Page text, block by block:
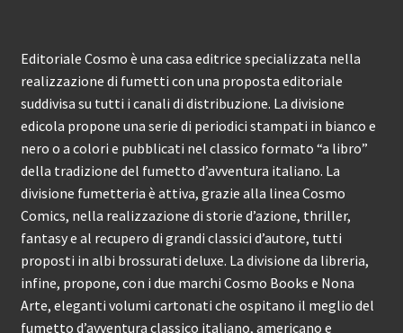
Editoriale Cosmo è una casa editrice specializzata nella
realizzazione di fumetti con una proposta editoriale
suddivisa su tutti i canali di distribuzione. La divisione
edicola propone una serie di periodici stampati in bianco e
nero o a colori e pubblicati nel classico formato “a libro”
della tradizione del fumetto d’avventura italiano. La
divisione fumetteria è attiva, grazie alla linea Cosmo
Comics, nella realizzazione di storie d’azione, thriller,
fantasy e al recupero di grandi classici d’autore, tutti
proposti in albi brossurati deluxe. La divisione da libreria,
infine, propone, con i due marchi Cosmo Books e Nona
Arte, eleganti volumi cartonati che ospitano il meglio del
fumetto d’avventura classico italiano, americano e